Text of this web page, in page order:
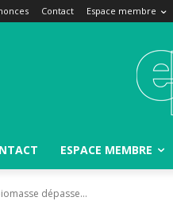
Contact Espace membre
ESPACE MEMBRE
dépasse...